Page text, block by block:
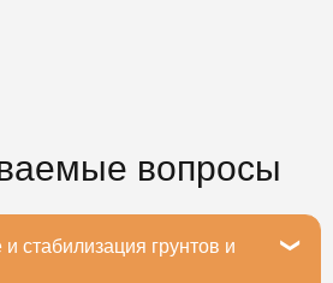
вопросы
стабилизация грунтов и